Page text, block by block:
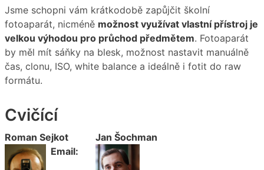
Jsme schopni vám krátkodobě zapůjčit školní
fotoaparát, nicméně možnost využívat vlastní přístroj je
velkou výhodou pro průchod předmětem. Fotoaparát
by měl mít sáňky na blesk, možnost nastavit manuálně
čas, clonu, ISO, white balance a ideálně i fotit do raw
formátu.
Cvičící
Roman Sejkot
Email:
Jan Šochman